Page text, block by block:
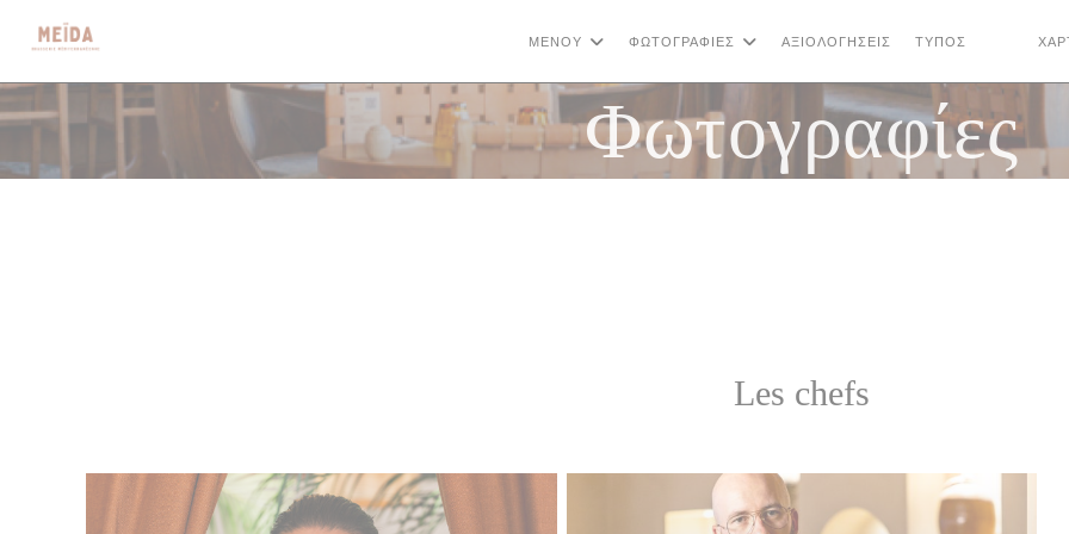
Πίνακας διαχείρισης "Μπισκότων" (Cookies)
ΜΕΝΟΎ ΦΩΤΟΓΡΑΦΊΕΣ ΑΞΙΟΛΟΓΉΣΕΙΣ ΤΎΠΟΣ
Φωτογραφίες
Les chefs